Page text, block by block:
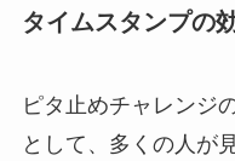
タイムスタンプの
ピタ止めチャレンジ
として、多くの人が